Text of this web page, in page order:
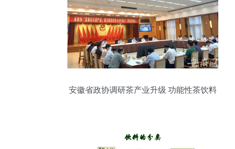
安徽省政协调研茶产业升级 功能性茶饮料